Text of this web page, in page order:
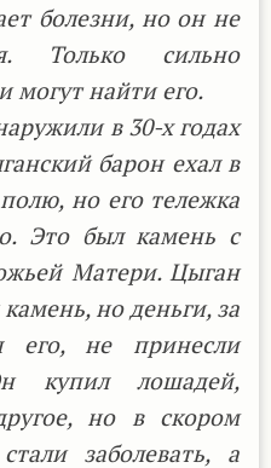
болезни, но он не
Только сильно
могут найти его.
в 30-х годах
барон ехал в
но его тележка
Это был камень с
Матери. Цыган
но деньги, за
его, не принесли
купил лошадей,
но в скором
заболевать, а